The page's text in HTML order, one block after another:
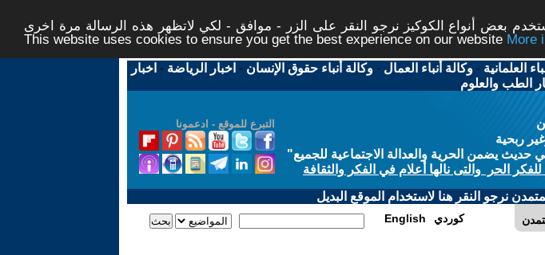
بعض أنواع الكوكيز نرجو النقر على الزر - موافق - لكي لاتظهر هذه الرسالة مرة اخرى -
This website uses cookies to ensure you get the best experience on our website
العلمانية -وكالة أنباء العمال -وكالة أنباء حقوق الإنسان - اخبار الرياضة - اخبار
الطب والعلوم
التبرع للموقع - ادعمونا
ربحية
يضمن الحرية والعدالة الاجتماعية للجميع"
الحر والتى نالها أعلام في الفكر والثقافة
نرجو النقر هنا لاستخدام الموقع البديل
English كوردي